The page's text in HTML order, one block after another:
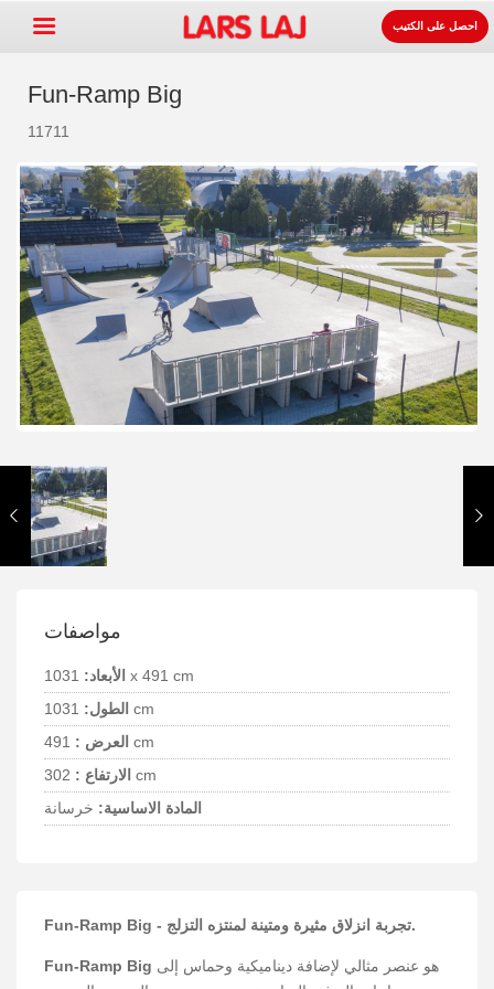
معدات ساحات اللعب +
لوازوم المواقف و الطرقات
معدات الرياضة +
سطح +
اتصل
اطلب الكتيب.
Lars Laj on Facebook
احصل على الكتيب
Fun-Ramp Big
11711
مواصفات
الأبعاد: 1031 x 491 cm
الطول: 1031 cm
العرض : 491 cm
الارتفاع : 302 cm
المادة الاساسية: خرسانة
Fun-Ramp Big - تجربة انزلاق مثيرة ومتينة لمنتزه التزلج.
Fun-Ramp Big